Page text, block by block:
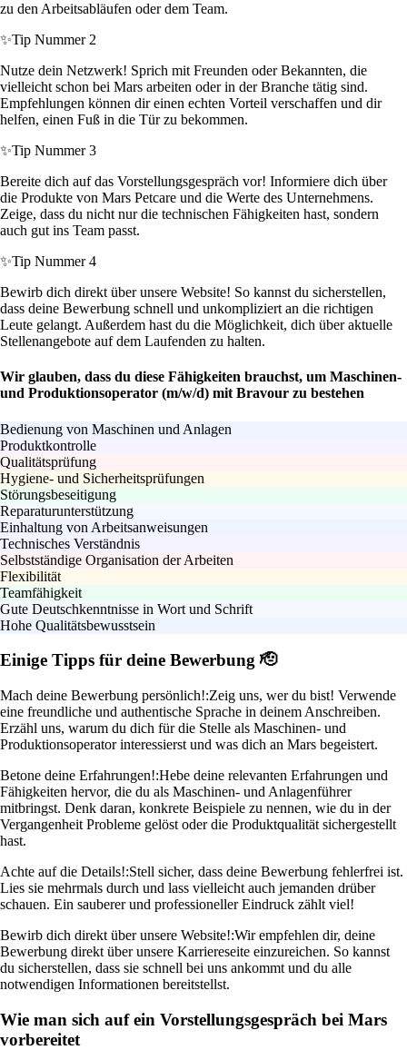
zu den Arbeitsabläufen oder dem Team.
✨Tip Nummer 2
Nutze dein Netzwerk! Sprich mit Freunden oder Bekannten, die
vielleicht schon bei Mars arbeiten oder in der Branche tätig sind.
Empfehlungen können dir einen echten Vorteil verschaffen und dir
helfen, einen Fuß in die Tür zu bekommen.
✨Tip Nummer 3
Bereite dich auf das Vorstellungsgespräch vor! Informiere dich über
die Produkte von Mars Petcare und die Werte des Unternehmens.
Zeige, dass du nicht nur die technischen Fähigkeiten hast, sondern
auch gut ins Team passt.
✨Tip Nummer 4
Bewirb dich direkt über unsere Website! So kannst du sicherstellen,
dass deine Bewerbung schnell und unkompliziert an die richtigen
Leute gelangt. Außerdem hast du die Möglichkeit, dich über aktuelle
Stellenangebote auf dem Laufenden zu halten.
Wir glauben, dass du diese Fähigkeiten brauchst, um Maschinen-
und Produktionsoperator (m/w/d) mit Bravour zu bestehen
Bedienung von Maschinen und Anlagen
Produktkontrolle
Qualitätsprüfung
Hygiene- und Sicherheitsprüfungen
Störungsbeseitigung
Reparaturunterstützung
Einhaltung von Arbeitsanweisungen
Technisches Verständnis
Selbstständige Organisation der Arbeiten
Flexibilität
Teamfähigkeit
Gute Deutschkenntnisse in Wort und Schrift
Hohe Qualitätsbewusstsein
Einige Tipps für deine Bewerbung 🫡
Mach deine Bewerbung persönlich!:Zeig uns, wer du bist! Verwende
eine freundliche und authentische Sprache in deinem Anschreiben.
Erzähl uns, warum du dich für die Stelle als Maschinen- und
Produktionsoperator interessierst und was dich an Mars begeistert.
Betone deine Erfahrungen!:Hebe deine relevanten Erfahrungen und
Fähigkeiten hervor, die du als Maschinen- und Anlagenführer
mitbringst. Denk daran, konkrete Beispiele zu nennen, wie du in der
Vergangenheit Probleme gelöst oder die Produktqualität sichergestellt
hast.
Achte auf die Details!:Stell sicher, dass deine Bewerbung fehlerfrei ist.
Lies sie mehrmals durch und lass vielleicht auch jemanden drüber
schauen. Ein sauberer und professioneller Eindruck zählt viel!
Bewirb dich direkt über unsere Website!:Wir empfehlen dir, deine
Bewerbung direkt über unsere Karriereseite einzureichen. So kannst
du sicherstellen, dass sie schnell bei uns ankommt und du alle
notwendigen Informationen bereitstellst.
Wie man sich auf ein Vorstellungsgespräch bei Mars
vorbereitet